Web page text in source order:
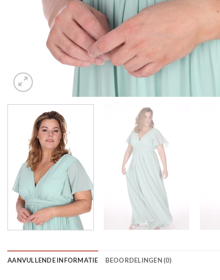
AANVULLENDE INFORMATIE BEOORDELINGEN (0)